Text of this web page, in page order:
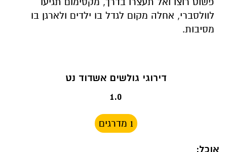
לוולסברי, אחלה מקום לגדל בו ילדים ולארגן בו
מסיבות.
דירוגי גולשים אשדוד נט
1.0
1 מדרגים
אוכל: